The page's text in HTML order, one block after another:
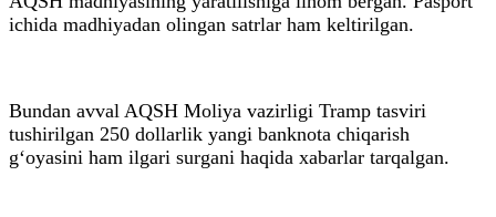
ichida madhiyadan olingan satrlar ham keltirilgan.
Bundan avval AQSH Moliya vazirligi Tramp tasviri
tushirilgan 250 dollarlik yangi banknota chiqarish
g‘oyasini ham ilgari surgani haqida xabarlar tarqalgan.